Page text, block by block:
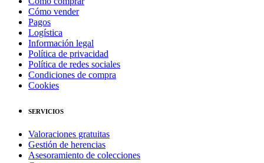
Cómo vender
Pagos
Logística
Información legal
Política de privacidad
Política de redes sociales
Condiciones de compra
Cookies
SERVICIOS
Valoraciones gratuitas
Gestión de herencias
Asesoramiento de colecciones